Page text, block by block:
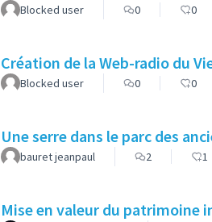
Blocked user 0 0
Création de la Web-radio du
Blocked user 0 0
Une serre dans le parc des
bauret jeanpaul 2 1
Mise en valeur du patrimoine